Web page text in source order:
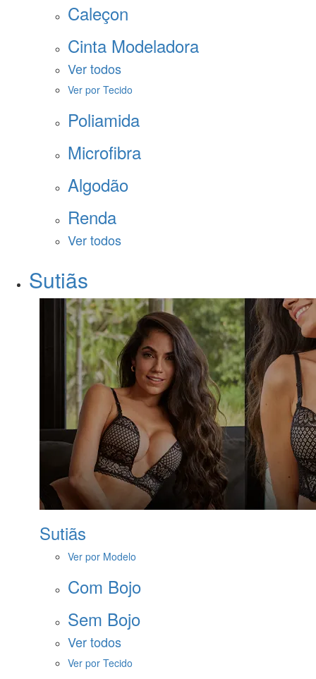
Caleçon
Cinta Modeladora
Ver todos
Ver por Tecido
Poliamida
Microfibra
Algodão
Renda
Ver todos
Sutiãs
Sutiãs
Ver por Modelo
Com Bojo
Sem Bojo
Ver todos
Ver por Tecido